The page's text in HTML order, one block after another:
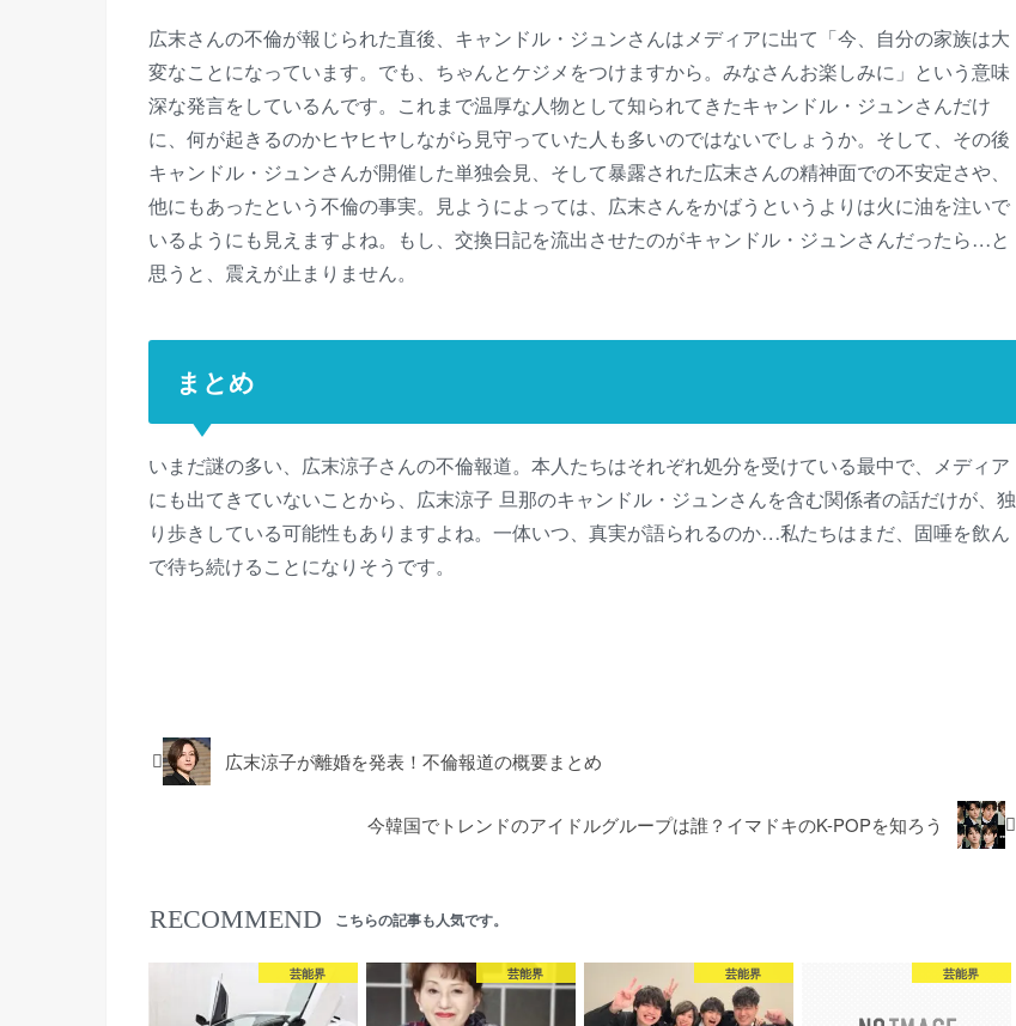
広末さんの不倫が報じられた直後、キャンドル・ジュンさんはメディアに出て「今、自分の家族は大
変なことになっています。でも、ちゃんとケジメをつけますから。みなさんお楽しみに」という意味
深な発言をしているんです。これまで温厚な人物として知られてきたキャンドル・ジュンさんだけ
に、何が起きるのかヒヤヒヤしながら見守っていた人も多いのではないでしょうか。そして、その後
キャンドル・ジュンさんが開催した単独会見、そして暴露された広末さんの精神面での不安定さや、
他にもあったという不倫の事実。見ようによっては、広末さんをかばうというよりは火に油を注いで
いるようにも見えますよね。もし、交換日記を流出させたのがキャンドル・ジュンさんだったら…と
思うと、震えが止まりません。
まとめ
いまだ謎の多い、広末涼子さんの不倫報道。本人たちはそれぞれ処分を受けている最中で、メディア
にも出てきていないことから、広末涼子 旦那のキャンドル・ジュンさんを含む関係者の話だけが、独
り歩きしている可能性もありますよね。一体いつ、真実が語られるのか…私たちはまだ、固唾を飲ん
で待ち続けることになりそうです。
広末涼子が離婚を発表！不倫報道の概要まとめ
今韓国でトレンドのアイドルグループは誰？イマドキのK-POPを知ろう
RECOMMEND こちらの記事も人気です。
芸能界 芸能界 芸能界 芸能界